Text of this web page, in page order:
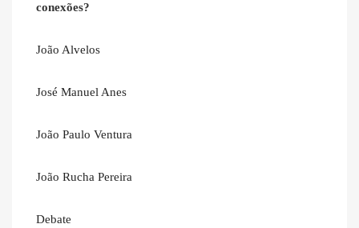
conexões?
João Alvelos
José Manuel Anes
João Paulo Ventura
João Rucha Pereira
Debate